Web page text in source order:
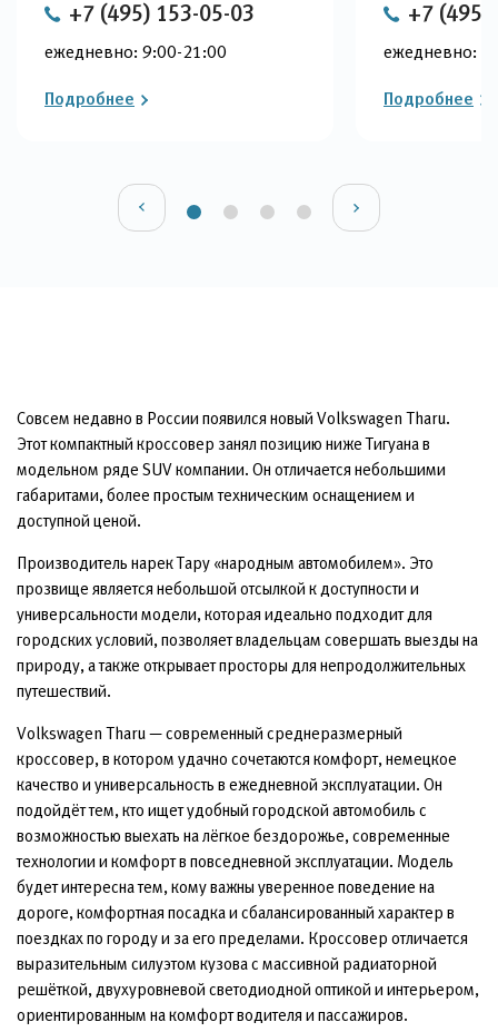
+7 (495) 153-05-03
ежедневно: 9:00-21:00
Подробнее
+7 (495)
ежедневно:
Подробнее
Совсем недавно в России появился новый Volkswagen Tharu.
Этот компактный кроссовер занял позицию ниже Тигуана в
модельном ряде SUV компании. Он отличается небольшими
габаритами, более простым техническим оснащением и
доступной ценой.
Производитель нарек Тару «народным автомобилем». Это
прозвище является небольшой отсылкой к доступности и
универсальности модели, которая идеально подходит для
городских условий, позволяет владельцам совершать выезды на
природу, а также открывает просторы для непродолжительных
путешествий.
Volkswagen Tharu — современный среднеразмерный
кроссовер, в котором удачно сочетаются комфорт, немецкое
качество и универсальность в ежедневной эксплуатации. Он
подойдёт тем, кто ищет удобный городской автомобиль с
возможностью выехать на лёгкое бездорожье, современные
технологии и комфорт в повседневной эксплуатации. Модель
будет интересна тем, кому важны уверенное поведение на
дороге, комфортная посадка и сбалансированный характер в
поездках по городу и за его пределами. Кроссовер отличается
выразительным силуэтом кузова с массивной радиаторной
решёткой, двухуровневой светодиодной оптикой и интерьером,
ориентированным на комфорт водителя и пассажиров.